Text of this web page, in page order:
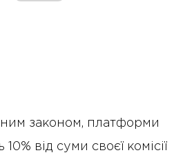
законом, платформи
від суми своєї комісії